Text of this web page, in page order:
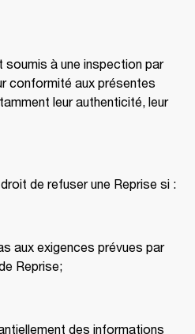
à une inspection par
conformité aux présentes
leur authenticité, leur
de refuser une Reprise si :
aux exigences prévues par
Reprise;
des informations